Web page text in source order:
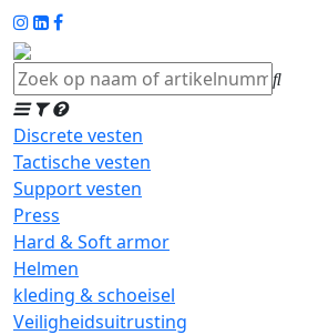
Discrete vesten
Tactische vesten
Support vesten
Press
Hard & Soft armor
Helmen
kleding & schoeisel
Veiligheidsuitrusting